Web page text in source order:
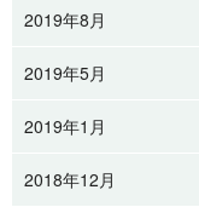
2019年8月
2019年5月
2019年1月
2018年12月